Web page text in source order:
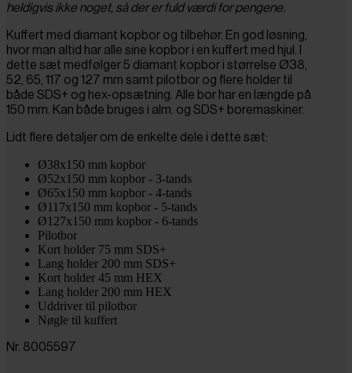
heldigvis ikke noget, så der er fuld værdi for pengene.
Kuffert med diamant kopbor og tilbehør. En god løsning,
hvor man altid har alle sine kopbor i en kuffert med hjul. I
dette sæt medfølger 5 diamant kopbor i størrelse Ø38,
52, 65, 117 og 127 mm samt pilotbor og flere holder til
både SDS+ og hex-opsætning. Alle bor har en længde på
150 mm. Kan både bruges i alm. og SDS+ boremaskiner.
Lidt flere detaljer om de enkelte dele i dette sæt:
Ø38x150 mm kopbor
Ø52x150 mm kopbor - 3-tands
Ø65x150 mm kopbor - 4-tands
Ø117x150 mm kopbor - 5-tands
Ø127x150 mm kopbor - 6-tands
Pilotbor
Kort holder 75 mm SDS+
Lang holder 200 mm SDS+
Kort holder 45 mm HEX
Lang holder 200 mm HEX
Uddriver til pilotbor
Nøgle til kuffert
Nr. 8005597